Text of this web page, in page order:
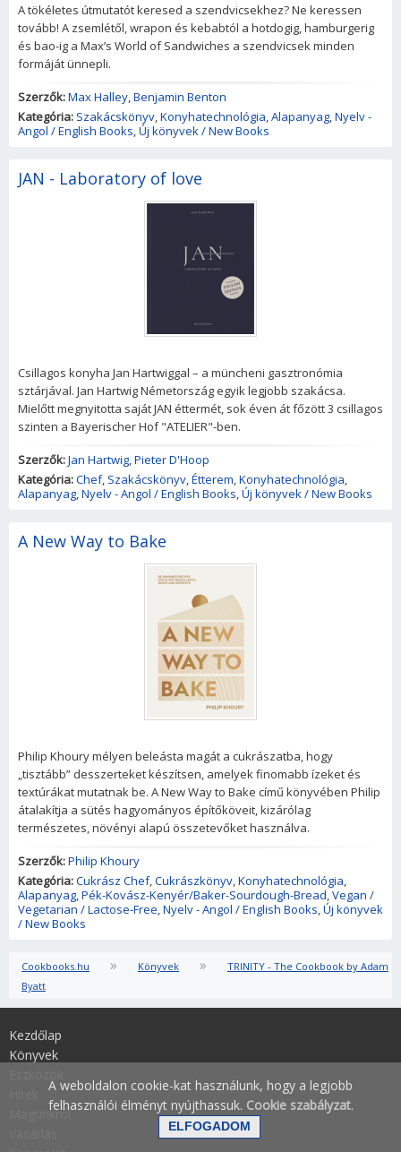
A tökéletes útmutatót keresed a szendvicsekhez? Ne keressen
tovább! A zsemlétől, wrapon és kebabtól a hotdogig, hamburgerig
és bao-ig a Max’s World of Sandwiches a szendvicsek minden
formáját ünnepli.
Szerzők:Max Halley,Benjamin Benton
Kategória: Szakácskönyv,Konyhatechnológia,Alapanyag,Nyelv -
Angol / English Books,Új könyvek / New Books
JAN - Laboratory of love
Csillagos konyha Jan Hartwiggal – a müncheni gasztronómia
sztárjával. Jan Hartwig Németország egyik legjobb szakácsa.
Mielőtt megnyitotta saját JAN éttermét, sok éven át főzött 3 csillagos
szinten a Bayerischer Hof "ATELIER"-ben.
Szerzők:Jan Hartwig,Pieter D'Hoop
Kategória:Chef, Szakácskönyv,Étterem,Konyhatechnológia,
Alapanyag,Nyelv - Angol / English Books,Új könyvek / New Books
A New Way to Bake
Philip Khoury mélyen beleásta magát a cukrászatba, hogy
„tisztább” desszerteket készítsen, amelyek finomabb ízeket és
textúrákat mutatnak be. A New Way to Bake című könyvében Philip
átalakítja a sütés hagyományos építőköveit, kizárólag
természetes, növényi alapú összetevőket használva.
Szerzők:Philip Khoury
Kategória:Cukrász Chef,Cukrászkönyv,Konyhatechnológia,
Alapanyag,Pék-Kovász-Kenyér/Baker-Sourdough-Bread,Vegan /
Vegetarian / Lactose-Free,Nyelv - Angol / English Books,Új könyvek
/ New Books
Cookbooks.hu » Könyvek »
TRINITY - The Cookbook by Adam
Byatt
Kezdőlap
Könyvek
Magunkról
A weboldalon cookie-kat használunk, hogy a legjobb
felhasználói élményt nyújthassuk. Cookie szabályzat.